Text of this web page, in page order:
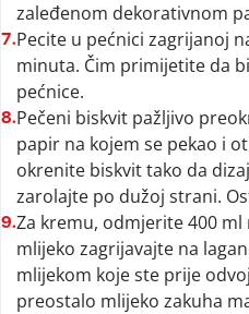
zaleđenom dekorativnom
7.Pecite u pećnici zagrijanoj
minuta. Čim primijetite da
pećnice.
8.Pečeni biskvit pažljivo
papir na kojem se pekao i
okrenite biskvit tako da
zarolajte po dužoj strani.
9.Za kremu, odmjerite 400
mlijeko zagrijavajte na
mlijekom koje ste prije
preostalo mlijeko zakuha